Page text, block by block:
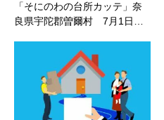
「そにのわの台所カッテ」奈
良県宇陀郡曽爾村 7月1日…